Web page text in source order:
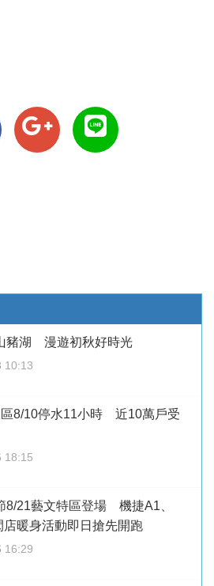
豬湖 漫遊初秋好時光
10:13
8/10停水11小時 近10萬戶受
18:15
8/21藝文特區登場 機捷A1、
店暖身活動即日搶先開跑
16:29